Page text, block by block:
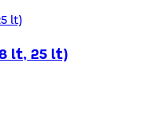
lt, 25 lt)